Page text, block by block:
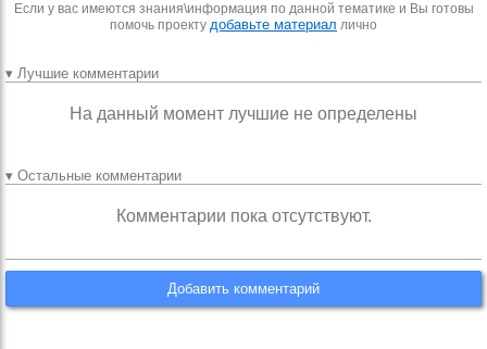
Если у вас имеются знания\информация по данной тематике и Вы готовы
помочь проекту добавьте материал лично
▾ Лучшие комментарии
На данный момент лучшие не определены
▾ Остальные комментарии
Комментарии пока отсутствуют.
Добавить комментарий